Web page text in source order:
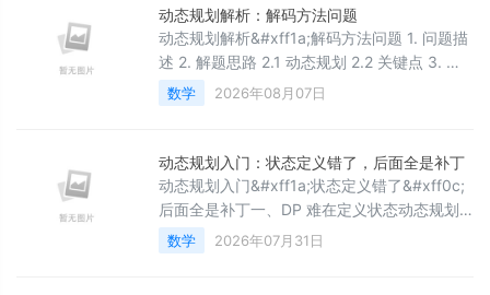
文章覆盖会议纪要、周报汇总、知识库 RAG、
审批自动化、数据看板五大核心场景&#xff0c;
每个场景均给出架构设计、精简代码实现和落
地踩坑经验
动态规划解析：解码方法问题
动态规划解析&#xff1a;解码方法问题 1. 问题描
述 2. 解题思路 2.1 动态规划 2.2 关键点 3. 代
码实现 4. 代码解析 4.1 初始化检查 4.2 DP数
组初始化 4.3 状态转移 5. 复杂度分析 6. 测试
&#x1f33a;The Begin&#x1f33a;点点关注
&#xff0c;收藏不迷路&#x1f
数学 2026年08月07日
动态规划入门：状态定义错了，后面全是补丁
动态规划入门&#xff1a;状态定义错了&#xff0c;
后面全是补丁一、DP 难在定义状态动态规划
最容易把人劝退。很多题解一上来就是状态转
移方程&#xff0c;看起来像天书。其实 DP 的关
数学 2026年07月31日